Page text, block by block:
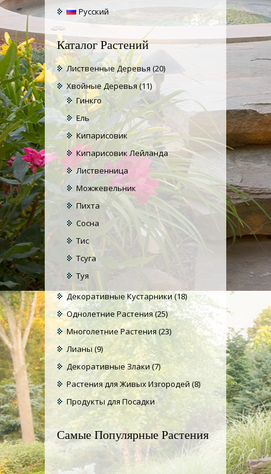
Русский
Каталог Растений
Лиственные Деревья (20)
Хвойные Деревья (11)
Гинкго
Ель
Кипарисовик
Кипарисовик Лейланда
Лиственница
Можжевельник
Пихта
Сосна
Тис
Тсуга
Туя
Декоративные Кустарники(18)
Однолетние Растения(25)
Многолетние Растения (23)
Лианы (9)
Декоративные Злаки (7)
Растения для Живых Изгородей (8)
Продукты для Посадки
Самые Популярные Растения